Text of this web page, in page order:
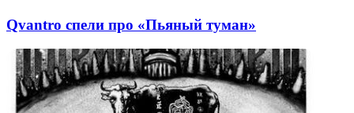
Qvantro спели про «Пьяный туман»